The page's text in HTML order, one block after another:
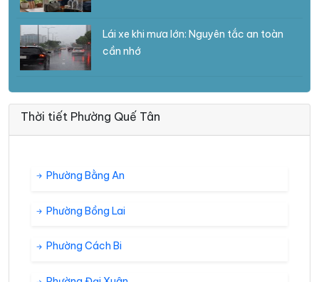
Lái xe khi mưa lớn: Nguyên tắc an toàn
cần nhớ
Thời tiết Phường Quế Tân
Phường Bằng An
Phường Bồng Lai
Phường Cách Bi